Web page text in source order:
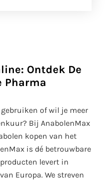
Ontdek De
Pharma
of wil je meer
Bij AnabolenMax
kopen van het
is dé betrouwbare
levert in
Europa. We streven